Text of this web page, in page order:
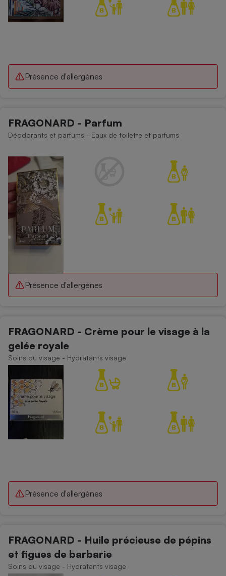
Présence d'allergènes
FRAGONARD - Parfum
Déodorants et parfums - Eaux de toilette et parfums
Présence d'allergènes
FRAGONARD - Crème pour le visage à la
gelée royale
Soins du visage - Hydratants visage
Présence d'allergènes
FRAGONARD - Huile précieuse de pépins
et figues de barbarie
Soins du visage - Hydratants visage